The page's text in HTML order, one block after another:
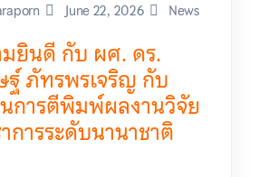
June 22, 2026 News
ยินดี กับ ผศ. ดร.
ภัทรพรเจริญ กับ
นการตีพิมพ์ผลงานวิจัย
การระดับนานาชาติ